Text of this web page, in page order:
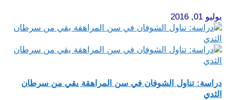
يوليو 01, 2016
دراسة: تناول الشوفان في سن المراهقة يقي من سرطان
الثدي